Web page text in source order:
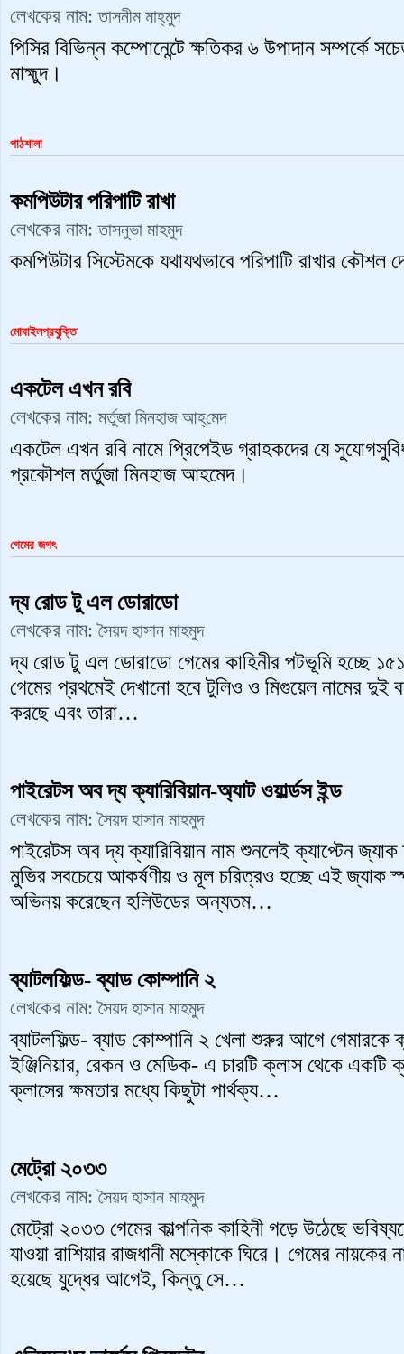
লেখকের নাম:তাসনীম মাহ্‌মুদ
পিসির বিভিন্ন কম্পোনেন্টে ক্ষতিকর ৬ উপাদান সম্পর্কে
মাহ্মুদ।
পাঠশালা
কমপিউটার পরিপাটি রাখা
লেখকের নাম:তাসনুভা মাহমুদ
কমপিউটার সিস্টেমকে যথাযথভাবে পরিপাটি রাখার কৌশল
মোবাইলপ্রযুক্তি
একটেল এখন রবি
লেখকের নাম: মর্তুজা মিনহাজ আহ্‌মেদ
একটেল এখন রবি নামে প্রিপেইড গ্রাহকদের যে
প্রকৌশল মর্তুজা মিনহাজ আহমেদ।
গেমের জগৎ
দ্য রোড টু এল ডোরাডো
লেখকের নাম:সৈয়দ হাসান মাহমুদ
দ্য রোড টু এল ডোরাডো গেমের কাহিনীর পটভূমি হচ্ছে
গেমের প্রথমেই দেখানো হবে টুলিও ও মিগুয়েল নামের দুই
করছে এবং তারা…
পাইরেটস অব দ্য ক্যারিবিয়ান-অ্যাট ওয়ার্ল্ডস ইন্ড
লেখকের নাম:সৈয়দ হাসান মাহমুদ
পাইরেটস অব দ্য ক্যারিবিয়ান নাম শুনলেই ক্যাপ্টেন
মুভির সবচেয়ে আকর্ষণীয় ও মূল চরিত্রও হচ্ছে এই জ্যাক
অভিনয় করেছেন হলিউডের অন্যতম…
ব্যাটলফিল্ড- ব্যাড কোম্পানি ২
লেখকের নাম:সৈয়দ হাসান মাহমুদ
ব্যাটলফিল্ড- ব্যাড কোম্পানি ২ খেলা শুরুর আগে গেমারকে
ইঞ্জিনিয়ার, রেকন ও মেডিক- এ চারটি ক্লাস থেকে একটি
ক্লাসের ক্ষমতার মধ্যে কিছুটা পার্থক্য…
মেট্রো ২০৩৩
লেখকের নাম:সৈয়দ হাসান মাহমুদ
মেট্রো ২০৩৩ গেমের কাল্পনিক কাহিনী গড়ে উঠেছে
যাওয়া রাশিয়ার রাজধানী মস্কোকে ঘিরে। গেমের নায়কের
হয়েছে যুদ্ধের আগেই, কিন্তু সে…